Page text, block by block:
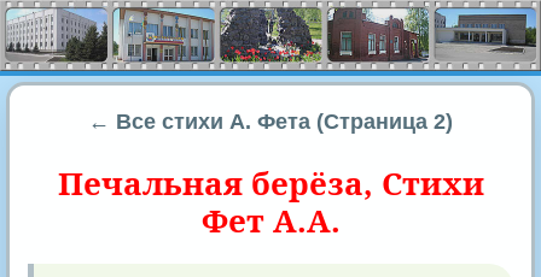
← Все стихи А. Фета (Страница 2)
Печальная берёза, Стихи
Фет А.А.